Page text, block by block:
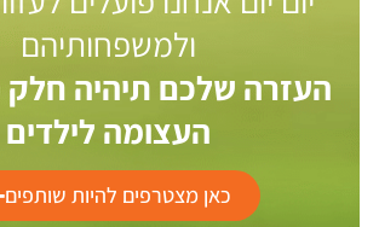
ולמשפחותיהם
העזרה שלכם תיהיה
העצומה לילדים
כאן מצטרפים להיות שותפים